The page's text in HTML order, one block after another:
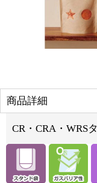
商品詳細
CR・CRA・WRS